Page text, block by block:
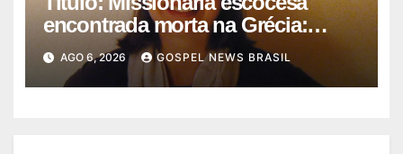
encontrada morta na Grécia:
Igreja …
AGO 6, 2026 GOSPEL NEWS BRASIL